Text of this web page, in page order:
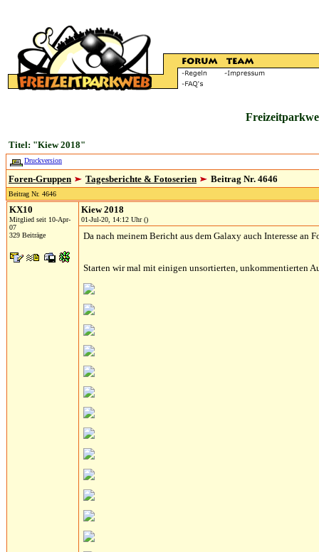
Titel: "Kiew 2018"
Druckversion
Foren-Gruppen Tagesberichte & Fotoserien Beitrag Nr. 4646
Beitrag Nr. 4646
KX10
Mitglied seit 10-Apr-
07
329 Beiträge
Kiew 2018
01-Jul-20, 14:12 Uhr ()
Da nach meinem Bericht aus dem Galaxy auch Interesse an
Starten wir mal mit einigen unsortierten, unkommentierten